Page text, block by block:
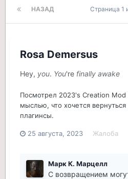
НАЗАД Страница 1
Rosa Demersus
Hey, you. You're finally awake
Посмотрел 2023's Creation Mod
мыслью, что хочется
плагинсы.
25 августа, 2023 Жалоба
Марк К. Марцелл
С возвращением